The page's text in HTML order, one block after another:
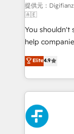
makes us different? 🚀 Top 0.5%
agencies ⚙️ The strongest technical ability and
integration capabilities 💼
partners who
business, processes
working with
complex use cases 🏆 CRM
Platform
Onboarding Accredited 🔐
Certified
提供元：
🇦🇪
You shouldn't
help
process-
Marketing,
so selling and
feels easy and pain-free.
HubSpot
and Customer
Reviews and
Elite4.9